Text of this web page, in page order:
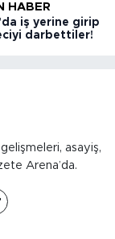
HABER
iş yerine girip
darbettiler!
asayiş,
Arena’da.